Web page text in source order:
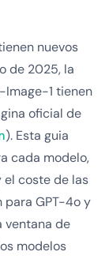
nuevos
de 2025, la
Image-1 tienen
oficial de
). Esta guia
cada modelo,
el coste de las
para GPT-4o y
ventana de
modelos